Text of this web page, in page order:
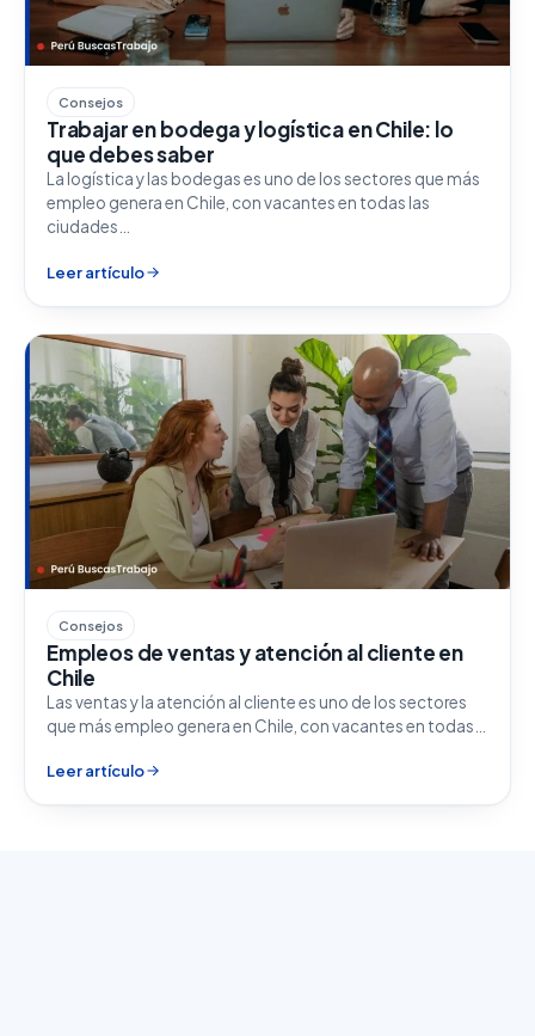
Consejos
Trabajar en bodega y logística en Chile: lo
que debes saber
La logística y las bodegas es uno de los sectores que más
empleo genera en Chile, con vacantes en todas las
ciudades…
Leer artículo
Consejos
Empleos de ventas y atención al cliente en
Chile
Las ventas y la atención al cliente es uno de los sectores
que más empleo genera en Chile, con vacantes en todas…
Leer artículo